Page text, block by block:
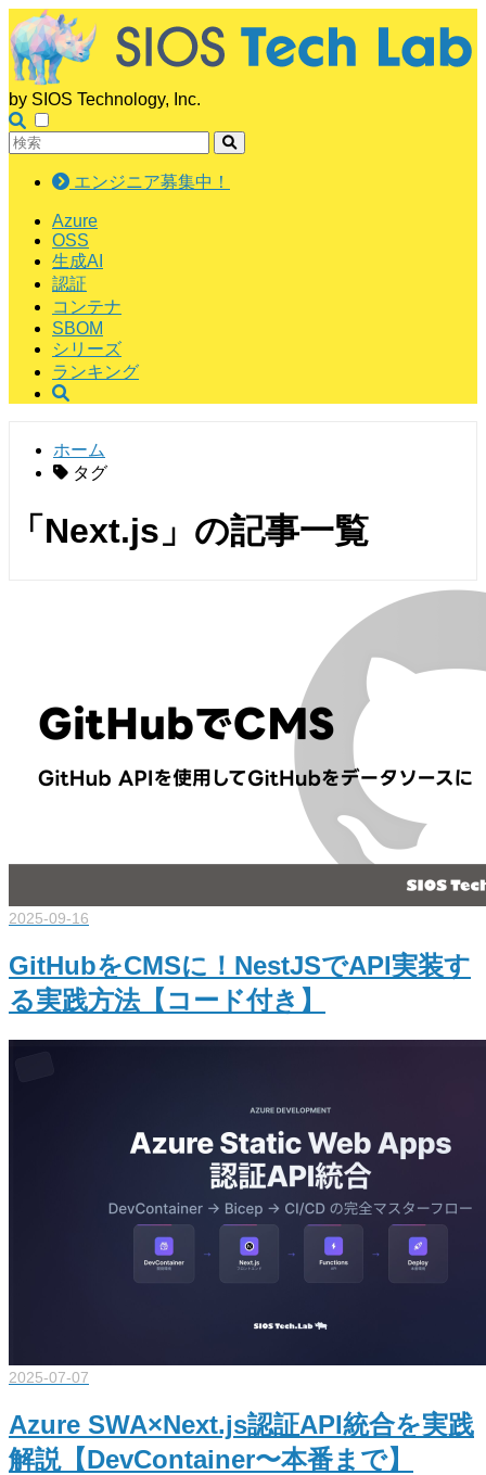
by SIOS Technology, Inc.
エンジニア募集中！
Azure
OSS
生成AI
認証
コンテナ
SBOM
シリーズ
ランキング
ホーム
タグ
「Next.js」の記事一覧
2025-09-16
GitHubをCMSに！NestJSでAPI実装す
る実践方法【コード付き】
2025-07-07
Azure SWA×Next.js認証API統合を実践
解説【DevContainer〜本番まで】